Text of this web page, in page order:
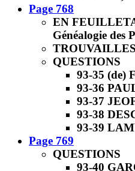
Page 768
EN
Généalogie des
QUESTIONS
93-35 (de)
93-36
93-37
93-38
93-39
Page 769
QUESTIONS
93-40